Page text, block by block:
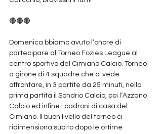
🔴🔴🔴
Domenica bbiamo avuto l’onore di
partecipare al Torneo Fozies League al
centro sportivo del Cimiano Calcio. Torneo
a girone di 4 squadre che ci vede
affrontare, in 3 partite da 25 minuti, nella
prima partita il Sondrio Calcio, poi l’Azzano
Calcio ed infine i padroni di casa del
Cimiano. Il buon livello del torneo ci
ridimensiona subito dopo le ottime